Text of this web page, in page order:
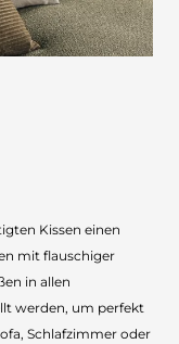
Kissen einen
mit flauschiger
in allen
werden, um perfekt
Schlafzimmer oder